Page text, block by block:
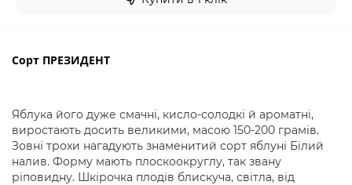
Сорт ПРЕЗИДЕНТ
Яблука його дуже смачні, кисло-солодкі й ароматні,
виростають досить великими, масою 150-200 грамів.
Зовні трохи нагадують знаменитий сорт яблуні Білий
налив. Форму мають плоскоокруглу, так звану
ріповидну. Шкірочка плодів блискуча, світла, від